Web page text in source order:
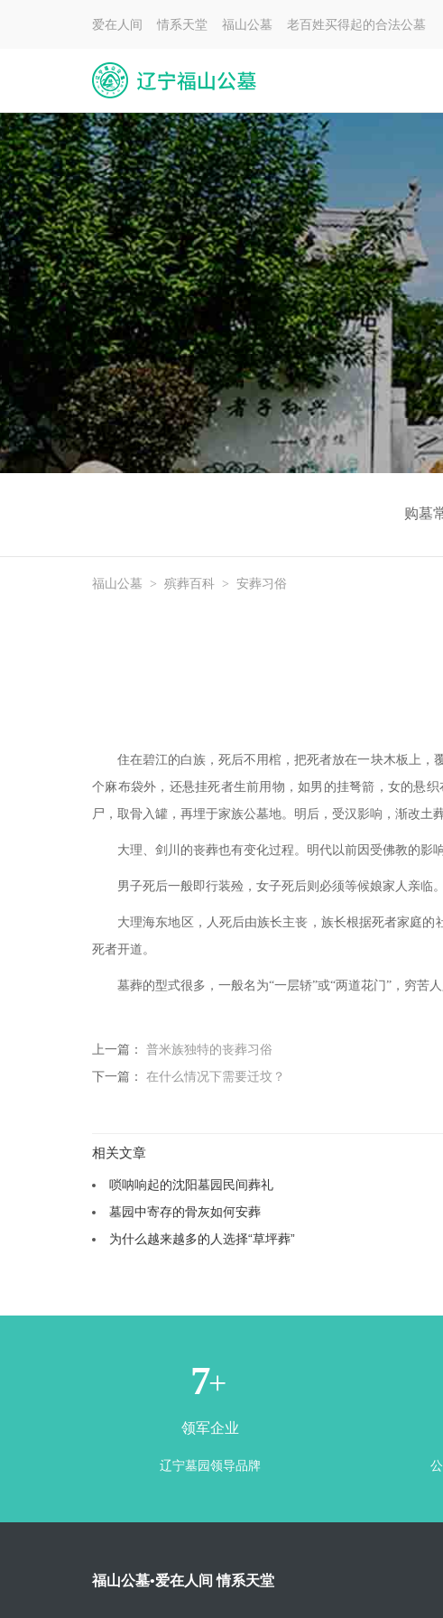
爱在人间 情系天堂 福山公墓 老百姓买得起的合法公墓
购墓
福山公墓 > 殡葬百科 > 安葬习俗
住在碧江的白族，死后不用棺，把死者放在一块木板上，
个麻布袋外，还悬挂死者生前用物，如男的挂弩箭，女的悬
尸，取骨入罐，再埋于家族公墓地。明后，受汉影响，渐改土
大理、剑川的丧葬也有变化过程。明代以前因受佛教的影
男子死后一般即行装殓，女子死后则必须等候娘家人亲临
大理海东地区，人死后由族长主丧，族长根据死者家庭
死者开道。
墓葬的型式很多，一般名为“一层轿”或“两道花门”，穷苦
上一篇： 普米族独特的丧葬习俗
下一篇： 在什么情况下需要迁坟？
相关文章
唢呐响起的沈阳墓园民间葬礼
墓园中寄存的骨灰如何安葬
为什么越来越多的人选择“草坪葬”
1+
领军企业
辽宁墓园领导品牌
福山公墓•爱在人间 情系天堂